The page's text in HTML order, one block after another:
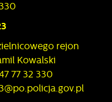
rejon
Kowalski
77 32 330